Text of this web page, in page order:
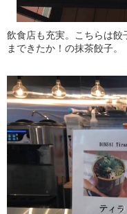
飲食店も充実。こちらは餃
まできたか！の抹茶餃子。